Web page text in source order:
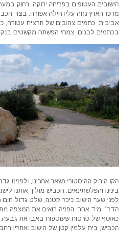
הישובים העטופים בפריחה ירוקה. רחוק
מרכז הארץ נחה עליו הילה אפורה. בצד
אביבית, כתמים צהובים של חרצית עטורה,
בכתמים לבנים, צמחי הפשתה מקשטים
הקו הירוק ההיסטורי נשאר אחרינו, ולפנינו
בינינו והפלשתינאים. הכביש מוליך אותנו
לפני שער הישוב כיכר קטנה, שלט גדול
הדר׳. מיד אחרי הפניה רואים את המצפה
כאוסף של טרסות שעוטפות באבן את
הכביש, בית עלמין קטן של הישוב ואחריו